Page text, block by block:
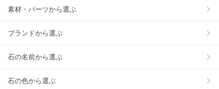
素材・パーツから選ぶ
ブランドから選ぶ
石の名前から選ぶ
石の色から選ぶ